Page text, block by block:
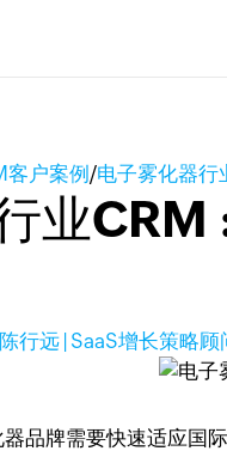
客户案例/电子雾化器行
业
陈行远 | SaaS增长策略顾
品牌需要快速适应国